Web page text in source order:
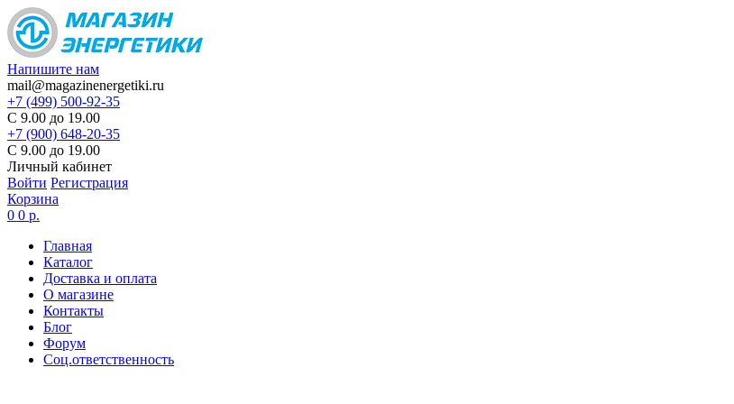
Напишите нам
mail@magazinenergetiki.ru
+7 (499) 500-92-35
С 9.00 до 19.00
+7 (900) 648-20-35
С 9.00 до 19.00
Личный кабинет
Войти Регистрация
Корзина
0 0 р.
Главная
Каталог
Доставка и оплата
О магазине
Контакты
Блог
Форум
Соц.ответственность